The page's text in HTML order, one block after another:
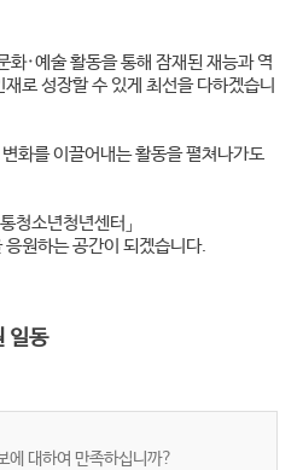
화·예술 활동을 통해 잠재된 재능과 역
로 성장할 수 있게 최선을 다하겠습니
화를 이끌어내는 활동을 펼쳐나가도
청소년청년센터」
원하는 공간이 되겠습니다.
일동
에 대하여 만족하십니까?